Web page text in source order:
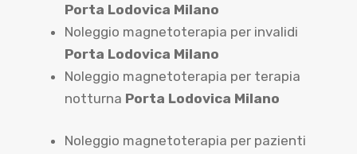
Porta Lodovica Milano
Noleggio magnetoterapia per invalidi
Porta Lodovica Milano
Noleggio magnetoterapia per terapia
notturna Porta Lodovica Milano
Noleggio magnetoterapia per pazienti